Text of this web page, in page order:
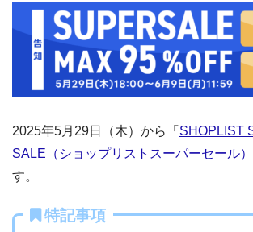
2025年5月29日（木）から「 SHOPLIST
SALE（ショップリストスーパーセール）
す。
特記事項